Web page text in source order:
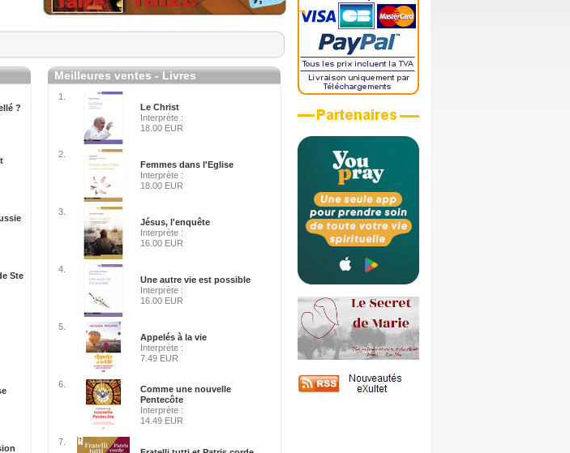
?
Ste
Meilleures ventes - Livres
1.
Le Christ
Interprète :
18.00 EUR
2.
Femmes dans l'Eglise
Interprète :
18.00 EUR
3.
Jésus, l'enquête
Interprète :
16.00 EUR
4.
Une autre vie est possible
Interprète :
16.00 EUR
5.
Appelés à la vie
Interprète :
7.49 EUR
6.
Comme une nouvelle
Pentecôte
Interprète :
14.49 EUR
7.